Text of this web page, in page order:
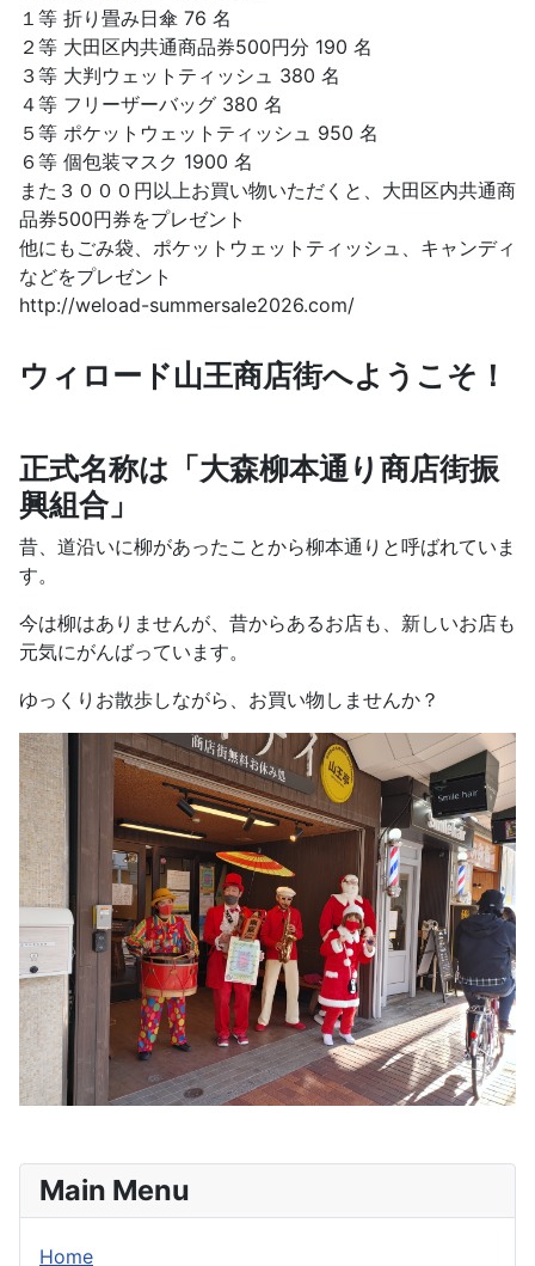
１等 折り畳み日傘 76 名
２等 大田区内共通商品券500円分 190 名
３等 大判ウェットティッシュ 380 名
４等 フリーザーバッグ 380 名
５等 ポケットウェットティッシュ 950 名
６等 個包装マスク 1900 名
また３０００円以上お買い物いただくと、大田区内共通商
品券500円券をプレゼント
他にもごみ袋、ポケットウェットティッシュ、キャンディ
などをプレゼント
http://weload-summersale2026.com/
ウィロード山王商店街へようこそ！
正式名称は「大森柳本通り商店街振
興組合」
昔、道沿いに柳があったことから柳本通りと呼ばれていま
す。
今は柳はありませんが、昔からあるお店も、新しいお店も
元気にがんばっています。
ゆっくりお散歩しながら、お買い物しませんか？
Main Menu
Home